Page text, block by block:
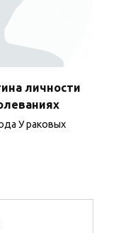
личности
У раковых